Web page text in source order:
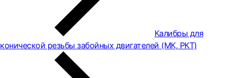
Калибры для
конической резьбы забойных двигателей (МК, РКТ)